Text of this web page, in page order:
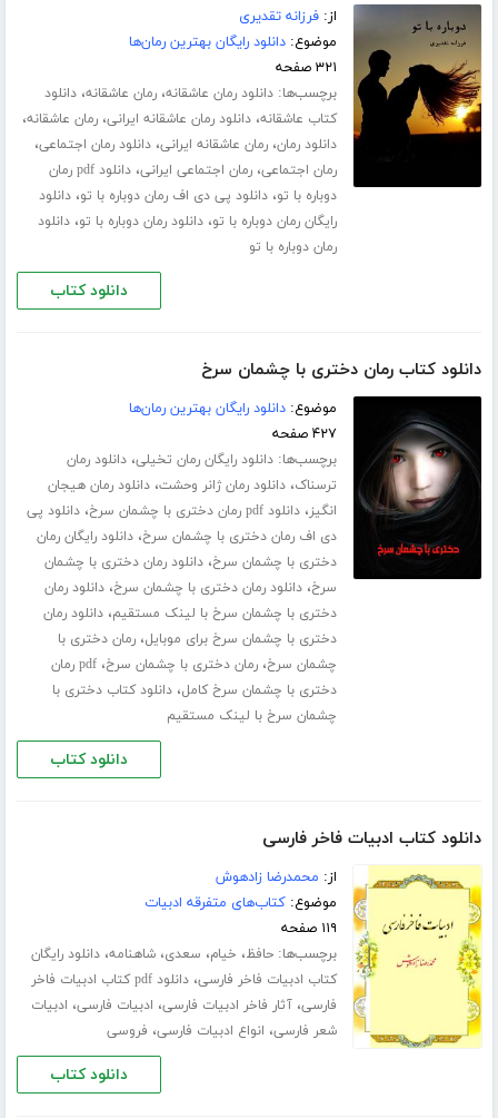
از:فرزانه تقدیری
موضوع:دانلود رایگان بهترین رمان‌ها
۳۲۱ صفحه
برچسب‌ها:دانلود رمان عاشقانه،رمان عاشقانه،دانلود
کتاب عاشقانه،دانلود رمان عاشقانه ایرانی،رمان عاشقانه،
دانلود رمان،رمان عاشقانه ایرانی،دانلود رمان اجتماعی،
رمان اجتماعی،رمان اجتماعی ایرانی،
دانلود pdf رمان
دوباره با تو،دانلود پی دی اف رمان دوباره با تو،دانلود
رایگان رمان دوباره با تو،دانلود رمان دوباره با تو،دانلود
رمان دوباره با تو
دانلود کتاب
دانلود کتاب رمان دختری با چشمان سرخ
موضوع:دانلود رایگان بهترین رمان‌ها
۴۲۷ صفحه
برچسب‌ها:دانلود رایگان رمان تخیلی،دانلود رمان
ترسناک،دانلود رمان ژانر وحشت،دانلود رمان هیجان
انگیز،دانلود pdf رمان دختری با چشمان سرخ ،دانلود پی
دی اف رمان دختری با چشمان سرخ،دانلود رایگان رمان
دختری با چشمان سرخ،دانلود رمان دختری با چشمان
سرخ،دانلود رمان دختری با چشمان سرخ،دانلود رمان
دختری با چشمان سرخ با لینک مستقیم،دانلود رمان
دختری با چشمان سرخ برای موبایل،رمان دختری با
چشمان سرخ،رمان دختری با چشمان سرخ،
pdf رمان
دختری با چشمان سرخ کامل،دانلود کتاب دختری با
چشمان سرخ با لینک مستقیم
دانلود کتاب
دانلود کتاب ادبیات فاخر فارسی
از: محمدرضا زادهوش
موضوع:کتاب‌های متفرقه ادبیات
۱۱۹ صفحه
برچسب‌ها:حافظ، خیام، سعدی،شاهنامه،دانلود رایگان
کتاب ادبیات فاخر فارسی،
دانلود pdf کتاب ادبیات فاخر
فارسی،آثار فاخر ادبیات فارسی، ادبیات فارسی، ادبیات
شعر فارسی، انواع ادبیات فارسی، فروسی
دانلود کتاب